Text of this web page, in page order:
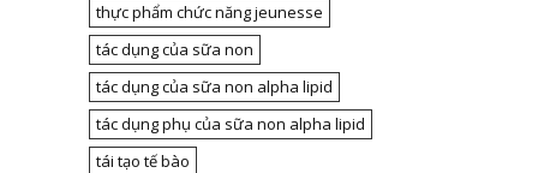
thực phẩm chức năng jeunesse
tác dụng của sữa non
tác dụng của sữa non alpha lipid
tác dụng phụ của sữa non alpha lipid
tái tạo tế bào